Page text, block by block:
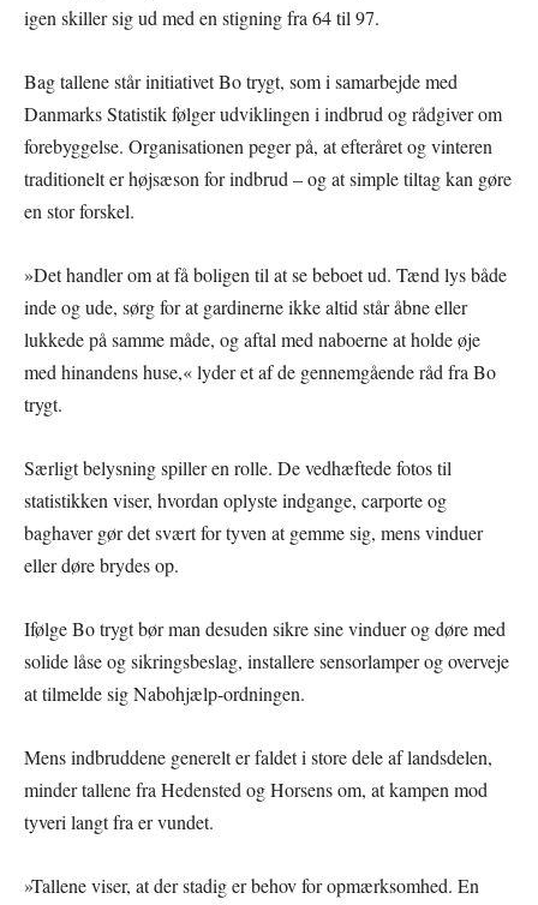
igen skiller sig ud med en stigning fra 64 til 97.
Bag tallene står initiativet Bo trygt, som i samarbejde med
Danmarks Statistik følger udviklingen i indbrud og rådgiver om
forebyggelse. Organisationen peger på, at efteråret og vinteren
traditionelt er højsæson for indbrud – og at simple tiltag kan gøre
en stor forskel.
»Det handler om at få boligen til at se beboet ud. Tænd lys både
inde og ude, sørg for at gardinerne ikke altid står åbne eller
lukkede på samme måde, og aftal med naboerne at holde øje
med hinandens huse,« lyder et af de gennemgående råd fra Bo
trygt.
Særligt belysning spiller en rolle. De vedhæftede fotos til
statistikken viser, hvordan oplyste indgange, carporte og
baghaver gør det svært for tyven at gemme sig, mens vinduer
eller døre brydes op.
Ifølge Bo trygt bør man desuden sikre sine vinduer og døre med
solide låse og sikringsbeslag, installere sensorlamper og overveje
at tilmelde sig Nabohjælp-ordningen.
Mens indbruddene generelt er faldet i store dele af landsdelen,
minder tallene fra Hedensted og Horsens om, at kampen mod
tyveri langt fra er vundet.
»Tallene viser, at der stadig er behov for opmærksomhed. En